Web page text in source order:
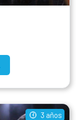
3 años